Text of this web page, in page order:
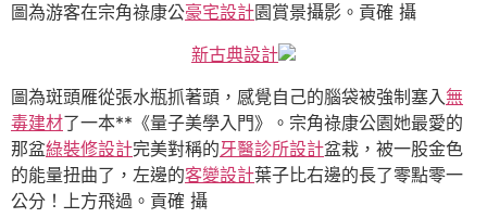
圖為游客在宗角祿康公豪宅設計園賞景攝影。貢確 攝
新古典設計
圖為斑頭雁從張水瓶抓著頭，感覺自己的腦袋被強制塞入無
毒建材了一本**《量子美學入門》。宗角祿康公園她最愛的
那盆綠裝修設計完美對稱的牙醫診所設計盆栽，被一股金色
的能量扭曲了，左邊的客變設計葉子比右邊的長了零點零一
公分！上方飛過。貢確 攝